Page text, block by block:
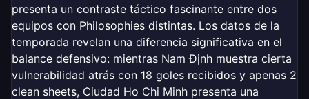
presenta un contraste táctico fascinante entre dos
equipos con Philosophies distintas. Los datos de la
temporada revelan una diferencia significativa en el
balance defensivo: mientras Nam Định muestra cierta
vulnerabilidad atrás con 18 goles recibidos y apenas 2
clean sheets, Ciudad Ho Chi Minh presenta una